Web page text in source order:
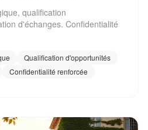
qualification
d'échanges. Confidentialité
Qualification d'opportunités
Confidentialité renforcée